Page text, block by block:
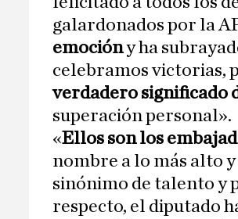
galardonados por la
emocióny ha
celebramos victorias,
verdadero significado
superación personal».
«Ellos son los
nombre a lo más alto
sinónimo de talento y
respecto, el diputado